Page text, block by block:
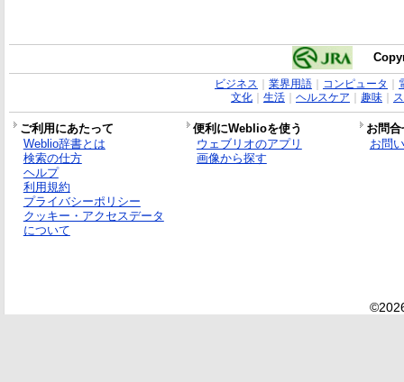
ビジネス 業界用語｜ コンピュータ
文化｜ 生活｜ ヘルスケア 趣味｜
ご利用にあたって 便利にWeblioを使う
お問
Weblio辞書とは
検索の仕方
ヘルプ
利用規約
プライバシーポリシー
クッキー・アクセスデータ
について
ウェブリオのアプリ
画像から探す
お問